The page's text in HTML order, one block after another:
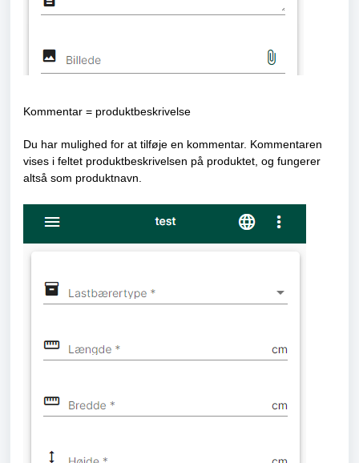
Kommentar = produktbeskrivelse
Du har mulighed for at tilføje en kommentar. Kommentaren
vises i feltet produktbeskrivelsen på produktet, og fungerer
altså som produktnavn.